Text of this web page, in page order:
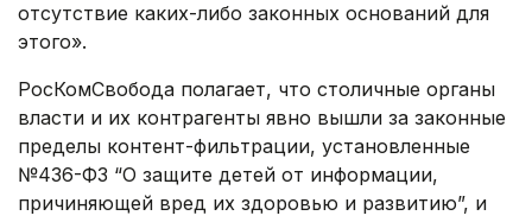
отсутствие каких-либо законных оснований для
этого».
РосКомСвобода полагает, что столичные органы
власти и их контрагенты явно вышли за законные
пределы контент-фильтрации, установленные
№436-ФЗ “О защите детей от информации,
причиняющей вред их здоровью и развитию”, и